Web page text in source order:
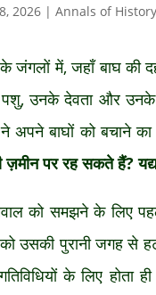
2026 |Annals of History
जंगलों में, जहाँ बाघ की
उनके देवता और
अपने बाघों को बचाने
ज़मीन पर रह सकते हैं?
को समझने के लिए पहले
को उसकी पुरानी जगह से
के लिए होता